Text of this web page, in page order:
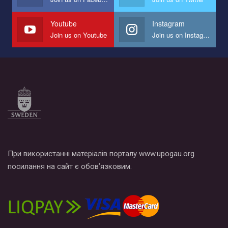
наш план по борьбе с насилием и дискриминацией на почве
СОГИ в Украине.
Все, что вам нужно сделать - это зайти на наш канал YouTube
по этой ссылке и поставить лайк под видео.
Youtube
Join us on Youtube
Instagram
Join us on Instagram
При використанні матеріалів порталу www.upogau.org
посилання на сайт є обов’язковим.